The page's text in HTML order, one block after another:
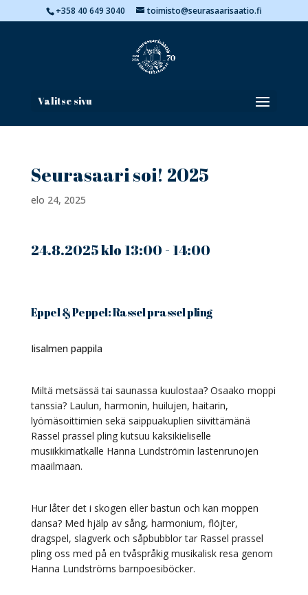
+358 40 649 3040 toimisto@seurasaarisaatio.fi
Valitse sivu
Seurasaari soi! 2025
elo 24, 2025
24.8.2025 klo 13:00 - 14:00
Eppel & Peppel: Rassel prassel pling
Iisalmen pappila
Miltä metsässä tai saunassa kuulostaa? Osaako moppi
tanssia? Laulun, harmonin, huilujen, haitarin,
lyömäsoittimien sekä saippuakuplien siivittämänä
Rassel prassel pling kutsuu kaksikieliselle
musiikkimatkalle Hanna Lundströmin lastenrunojen
maailmaan.
Hur låter det i skogen eller bastun och kan moppen
dansa? Med hjälp av sång, harmonium, flöjter,
dragspel, slagverk och såpbubblor tar Rassel prassel
pling oss med på en tvåspråkig musikalisk resa genom
Hanna Lundströms barnpoesiböcker.